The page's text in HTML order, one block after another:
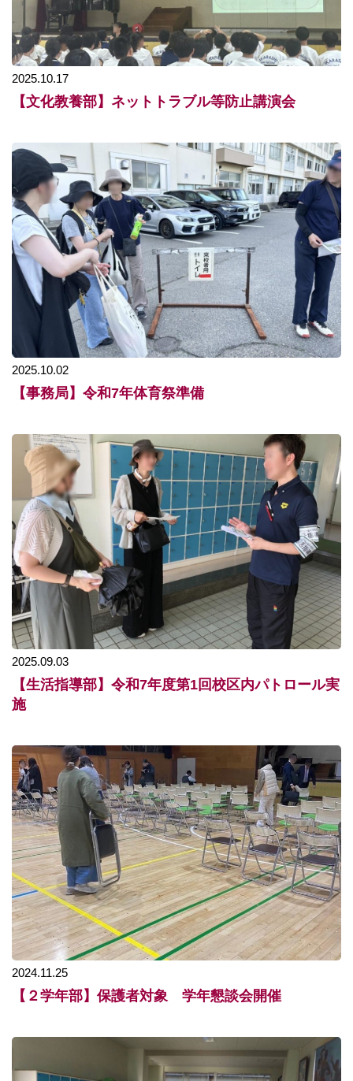
2025.10.17
【文化教養部】ネットトラブル等防止講演会
2025.10.02
【事務局】令和7年体育祭準備
2025.09.03
【生活指導部】令和7年度第1回校区内パトロール実
施
2024.11.25
【２学年部】保護者対象 学年懇談会開催